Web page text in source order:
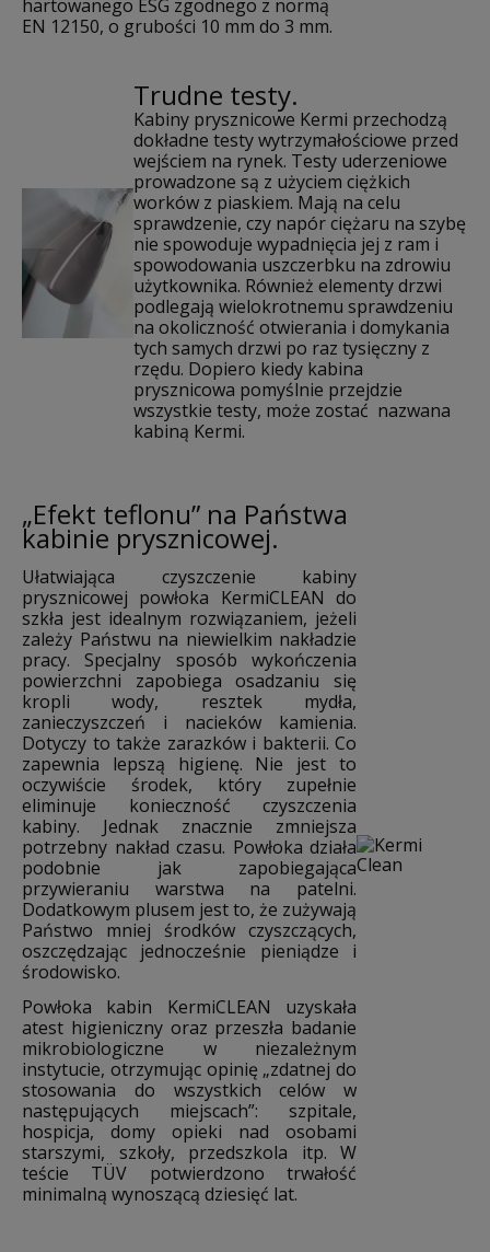
hartowanego ESG zgodnego z normą
EN 12150, o grubości 10 mm do 3 mm.
Trudne testy.
Kabiny prysznicowe Kermi przechodzą
dokładne testy wytrzymałościowe przed
wejściem na rynek. Testy uderzeniowe
prowadzone są z użyciem ciężkich
worków z piaskiem. Mają na celu
sprawdzenie, czy napór ciężaru na szybę
nie spowoduje wypadnięcia jej z ram i
spowodowania uszczerbku na zdrowiu
użytkownika. Również elementy drzwi
podlegają wielokrotnemu sprawdzeniu
na okoliczność otwierania i domykania
tych samych drzwi po raz tysięczny z
rzędu. Dopiero kiedy kabina
prysznicowa pomyślnie przejdzie
wszystkie testy, może zostać nazwana
kabiną Kermi.
„Efekt teflonu” na Państwa
kabinie prysznicowej.
Ułatwiająca czyszczenie kabiny
prysznicowej powłoka KermiCLEAN do
szkła jest idealnym rozwiązaniem, jeżeli
zależy Państwu na niewielkim nakładzie
pracy. Specjalny sposób wykończenia
powierzchni zapobiega osadzaniu się
kropli wody, resztek mydła,
zanieczyszczeń i nacieków kamienia.
Dotyczy to także zarazków i bakterii. Co
zapewnia lepszą higienę. Nie jest to
oczywiście środek, który zupełnie
eliminuje konieczność czyszczenia
kabiny. Jednak znacznie zmniejsza
potrzebny nakład czasu. Powłoka działa
podobnie jak zapobiegająca
przywieraniu warstwa na patelni.
Dodatkowym plusem jest to, że zużywają
Państwo mniej środków czyszczących,
oszczędzając jednocześnie pieniądze i
środowisko.
Powłoka kabin KermiCLEAN uzyskała
atest higieniczny oraz przeszła badanie
mikrobiologiczne w niezależnym
instytucie, otrzymując opinię „zdatnej do
stosowania do wszystkich celów w
następujących miejscach”: szpitale,
hospicja, domy opieki nad osobami
starszymi, szkoły, przedszkola itp. W
teście TÜV potwierdzono trwałość
minimalną wynoszącą dziesięć lat.